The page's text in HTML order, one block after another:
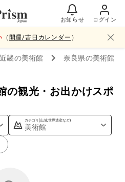
お知らせ ログイン
（ 開運/吉日カレンダー ）
近畿の美術館 奈良県の美術館
の観光・お出かけスポ
カテゴリ(山,城,世界遺産など)
美術館